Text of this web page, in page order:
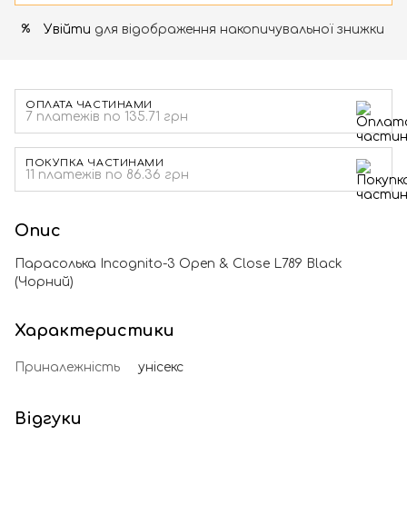
% Увійти для відображення накопичувальної знижки
ОПЛАТА ЧАСТИНАМИ
7 платежів по 135.71 грн
ПОКУПКА ЧАСТИНАМИ
11 платежів по 86.36 грн
Опис
Парасолька Incognito-3 Open & Close L789 Black
(Чорний)
Характеристики
Приналежність унісекс
Відгуки